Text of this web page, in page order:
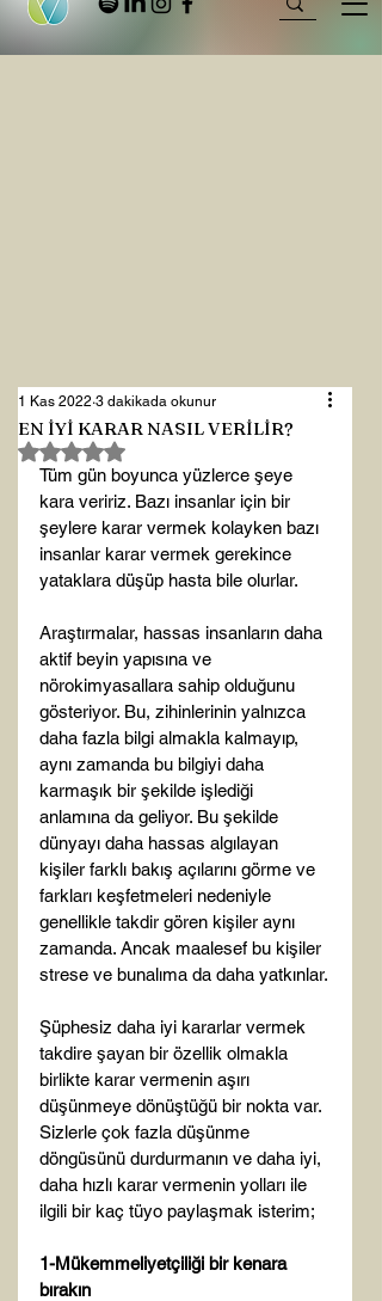
EN İYİ KARAR NASIL VERİLİR?
1 Kas 2022 3 dakikada okunur
5 üzerinden NaN yıldız
Tüm gün boyunca yüzlerce şeye
kara veririz. Bazı insanlar için bir
şeylere karar vermek kolayken bazı
insanlar karar vermek gerekince
yataklara düşüp hasta bile olurlar.
Araştırmalar, hassas insanların daha
aktif beyin yapısına ve
nörokimyasallara sahip olduğunu
gösteriyor. Bu, zihinlerinin yalnızca
daha fazla bilgi almakla kalmayıp,
aynı zamanda bu bilgiyi daha
karmaşık bir şekilde işlediği
anlamına da geliyor. Bu şekilde
dünyayı daha hassas algılayan
kişiler farklı bakış açılarını görme ve
farkları keşfetmeleri nedeniyle
genellikle takdir gören kişiler aynı
zamanda. Ancak maalesef bu kişiler
strese ve bunalıma da daha yatkınlar.
Şüphesiz daha iyi kararlar vermek
takdire şayan bir özellik olmakla
birlikte karar vermenin aşırı
düşünmeye dönüştüğü bir nokta var.
Sizlerle çok fazla düşünme
döngüsünü durdurmanın ve daha iyi,
daha hızlı karar vermenin yolları ile
ilgili bir kaç tüyo paylaşmak isterim;
1-Mükemmeliyetçiliği bir kenara
bırakın